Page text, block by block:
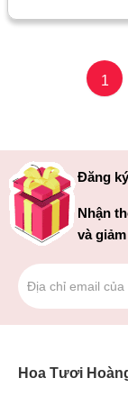
1
Đăng
Nhận
và
Hoa Tươi